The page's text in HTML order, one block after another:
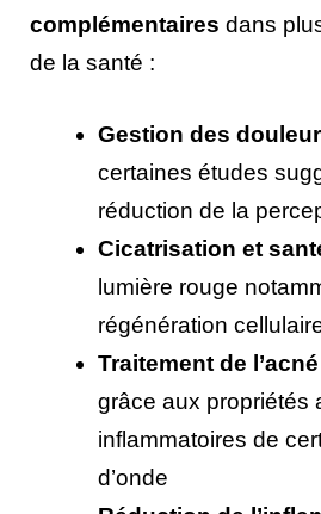
complémentaires dans
de la santé :
Gestion des
certaines études
réduction de la
Cicatrisation et
lumière rouge
régénération
Traitement de
grâce aux propriétés
inflammatoires de
d’onde